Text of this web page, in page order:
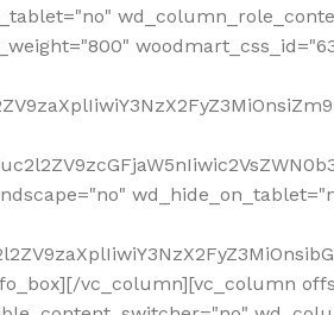
vc_column][vc_column